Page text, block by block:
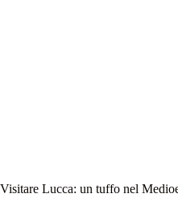
Visitare Lucca: un tuffo nel